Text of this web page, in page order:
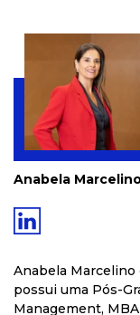
Anabela
Anabela Marcelino
possui uma Pós-
Management,